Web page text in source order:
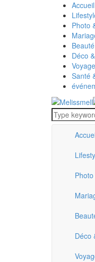
Accueil
Photo
Déco
Voyage
Santé
Déco